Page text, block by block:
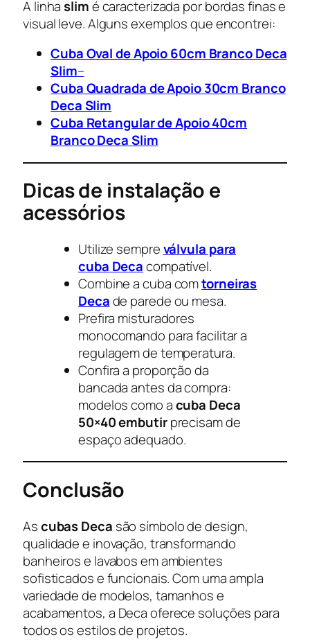
A linhaslimé caracterizada por bordas finas e
visual leve. Alguns exemplos que encontrei:
Cuba Oval de Apoio 60cm Branco Deca
Slim–
Cuba Quadrada de Apoio 30cm Branco
Deca Slim
Cuba Retangular de Apoio 40cm
Branco Deca Slim
Dicas de instalação e
acessórios
Utilize sempreválvula para
cuba Decacompatível.
Combine a cuba comtorneiras
Decade parede ou mesa.
Prefira misturadores
monocomando para facilitar a
regulagem de temperatura.
Confira a proporção da
bancada antes da compra:
modelos como acuba Deca
50×40 embutirprecisam de
espaço adequado.
Conclusão
Ascubas Deca são símbolo de design,
qualidade e inovação, transformando
banheiros e lavabos em ambientes
sofisticados e funcionais. Com uma ampla
variedade de modelos, tamanhos e
acabamentos, a Deca oferece soluções para
todos os estilos de projetos.